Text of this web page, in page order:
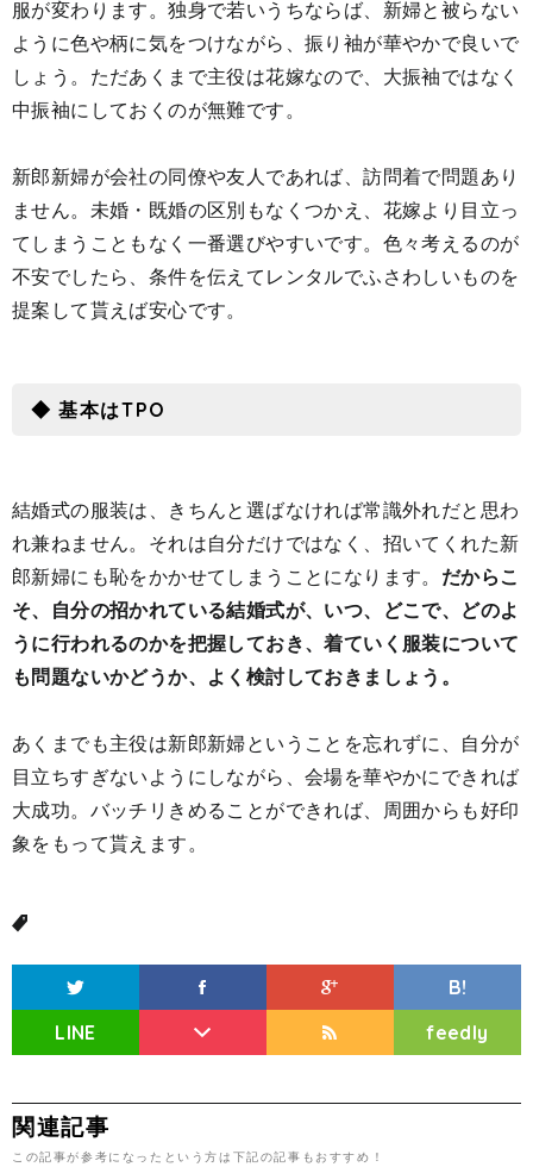
服が変わります。独身で若いうちならば、新婦と被らない
ように色や柄に気をつけながら、振り袖が華やかで良いで
しょう。ただあくまで主役は花嫁なので、大振袖ではなく
中振袖にしておくのが無難です。
新郎新婦が会社の同僚や友人であれば、訪問着で問題あり
ません。未婚・既婚の区別もなくつかえ、花嫁より目立っ
てしまうこともなく一番選びやすいです。色々考えるのが
不安でしたら、条件を伝えてレンタルでふさわしいものを
提案して貰えば安心です。
◆ 基本はTPO
結婚式の服装は、きちんと選ばなければ常識外れだと思わ
れ兼ねません。それは自分だけではなく、招いてくれた新
郎新婦にも恥をかかせてしまうことになります。 だからこ
そ、自分の招かれている結婚式が、いつ、どこで、どのよ
うに行われるのかを把握しておき、着ていく服装について
も問題ないかどうか、よく検討しておきましょう。
あくまでも主役は新郎新婦ということを忘れずに、自分が
目立ちすぎないようにしながら、会場を華やかにできれば
大成功。バッチリきめることができれば、周囲からも好印
象をもって貰えます。
B!
LINE
feedly
関連記事
この記事が参考になったという方は下記の記事もおすすめ！